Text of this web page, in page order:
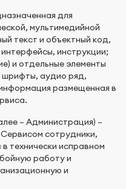
для
мультимедийной
текст и объектный код,
инструкции;
и отдельные элементы
шрифты, аудио ряд,
размещенная в
– Администрация) –
сотрудники,
технически исправном
работу и
и